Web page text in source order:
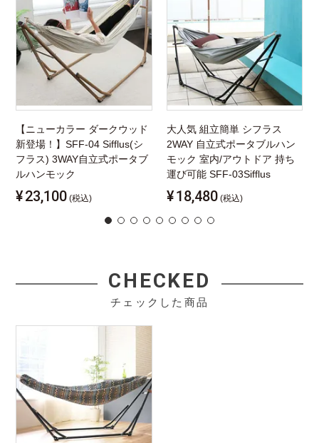
【ニューカラー ダークウッド
新登場！】SFF-04 Sifflus(シ
フラス) 3WAY自立式ポータブ
ルハンモック
¥23,100 (税込)
大人気 組立簡単 シフラス
2WAY 自立式ポータブルハン
モック 室内/アウトドア 持ち
運び可能 SFF-03Sifflus
¥18,480 (税込)
CHECKED
チェックした商品